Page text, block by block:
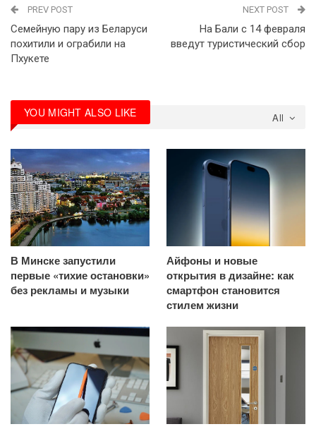
PREV POST
Семейную пару из Беларуси
похитили и ограбили на
Пхукете
NEXT POST
На Бали с 14 февраля
введут туристический сбор
All
YOU MIGHT ALSO LIKE
В Минске запустили
первые «тихие остановки»
без рекламы и музыки
Айфоны и новые
открытия в дизайне: как
смартфон становится
стилем жизни